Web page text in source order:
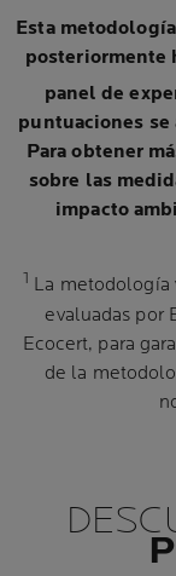
Esta
posteriormente
panel de
puntuaciones
Para obtener
sobre las
impacto
1 La metodología
evaluadas por
Ecocert, para
de la